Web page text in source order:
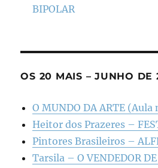
BIPOLAR
OS 20 MAIS – JUNHO DE
O MUNDO DA ARTE (Aula
Heitor dos Prazeres –
Pintores Brasileiros –
Tarsila – O VENDEDOR